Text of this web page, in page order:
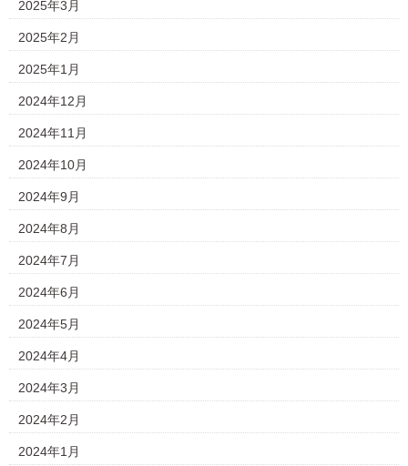
2025年3月
2025年2月
2025年1月
2024年12月
2024年11月
2024年10月
2024年9月
2024年8月
2024年7月
2024年6月
2024年5月
2024年4月
2024年3月
2024年2月
2024年1月